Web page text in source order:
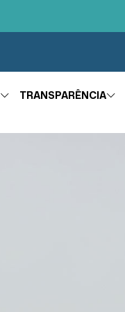
TRANSPARÊNCIA